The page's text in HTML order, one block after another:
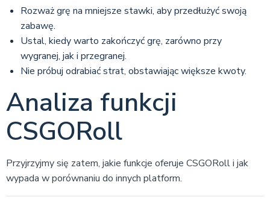
Rozważ grę na mniejsze stawki, aby przedłużyć swoją
zabawę.
Ustal, kiedy warto zakończyć grę, zarówno przy
wygranej, jak i przegranej.
Nie próbuj odrabiać strat, obstawiając większe kwoty.
Analiza funkcji
CSGORoll
Przyjrzyjmy się zatem, jakie funkcje oferuje CSGORoll i jak
wypada w porównaniu do innych platform.